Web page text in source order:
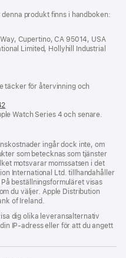
produkt finns i handboken:
Cupertino, CA 95014, USA
Limited, Hollyhill Industrial
täcker för återvinning och
i
fönster)
Watch Series 4 och senare.
ingår dock inte, om
som betecknas som tjänster
motsvarar momssatsen i det
International Ltd. tillhandahåller
beställningsformuläret visas
du väljer. Apple Distribution
of Ireland.
dig olika leveransalternativ
IP-adress eller för att du angett